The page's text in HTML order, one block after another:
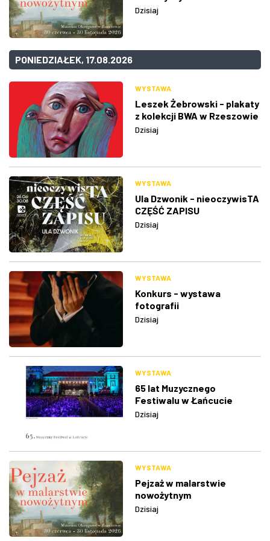
Dzisiaj
PONIEDZIAŁEK, 17.08.2026
WYSTAWA
Leszek Żebrowski - plakaty
z kolekcji BWA w Rzeszowie
Dzisiaj
WYSTAWA
Ula Dzwonik - nieoczywisTA
CZĘŚĆ ZAPISU
Dzisiaj
WYSTAWA
Konkurs - wystawa
fotografii
Dzisiaj
WYSTAWA
65 lat Muzycznego
Festiwalu w Łańcucie
Dzisiaj
WYSTAWA
Pejzaż w malarstwie
nowożytnym
Dzisiaj